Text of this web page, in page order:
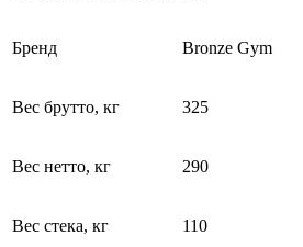
Бренд Bronze Gym
Вес брутто, кг 325
Вес нетто, кг 290
Вес стека, кг 110